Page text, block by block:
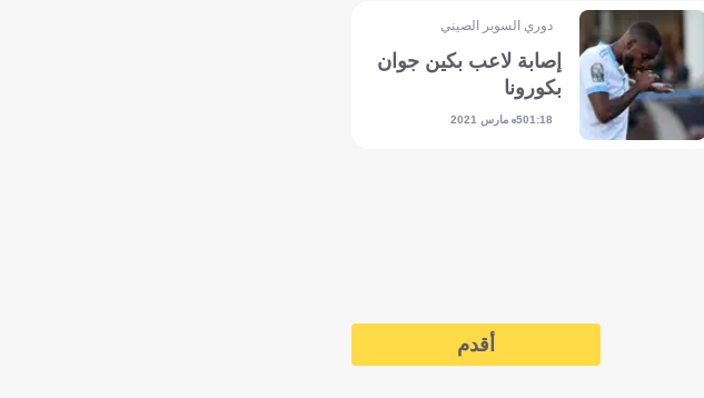
دوري السوبر الصيني
إصابة لاعب بكين جوان
بكورونا
01:185 مارس 2021
أقدم